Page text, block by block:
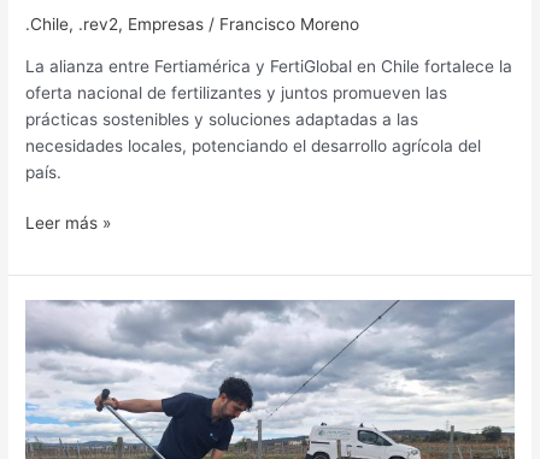
.Chile, .rev2, Empresas / Francisco Moreno
La alianza entre Fertiamérica y FertiGlobal en Chile fortalece la
oferta nacional de fertilizantes y juntos promueven las
prácticas sostenibles y soluciones adaptadas a las
necesidades locales, potenciando el desarrollo agrícola del
país.
Leer más »
revolución
subterránea
de
Futureco
Bioscience: